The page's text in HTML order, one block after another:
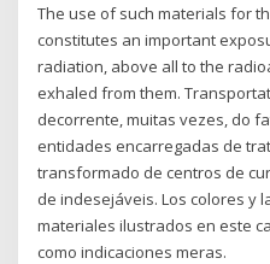
The use of such materials for
constitutes an important
radiation, above all to the
exhaled from them.
decorrente, muitas vezes, do
entidades encarregadas de
transformado de centros de
de indesejáveis. Los colores y
materiales ilustrados en este
como indicaciones meras.